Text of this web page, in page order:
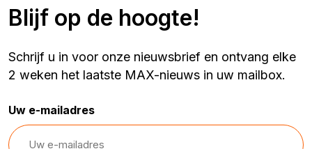
Blijf op de hoogte!
Schrijf u in voor onze nieuwsbrief en ontvang elke
2 weken het laatste MAX-nieuws in uw mailbox.
Uw e-mailadres